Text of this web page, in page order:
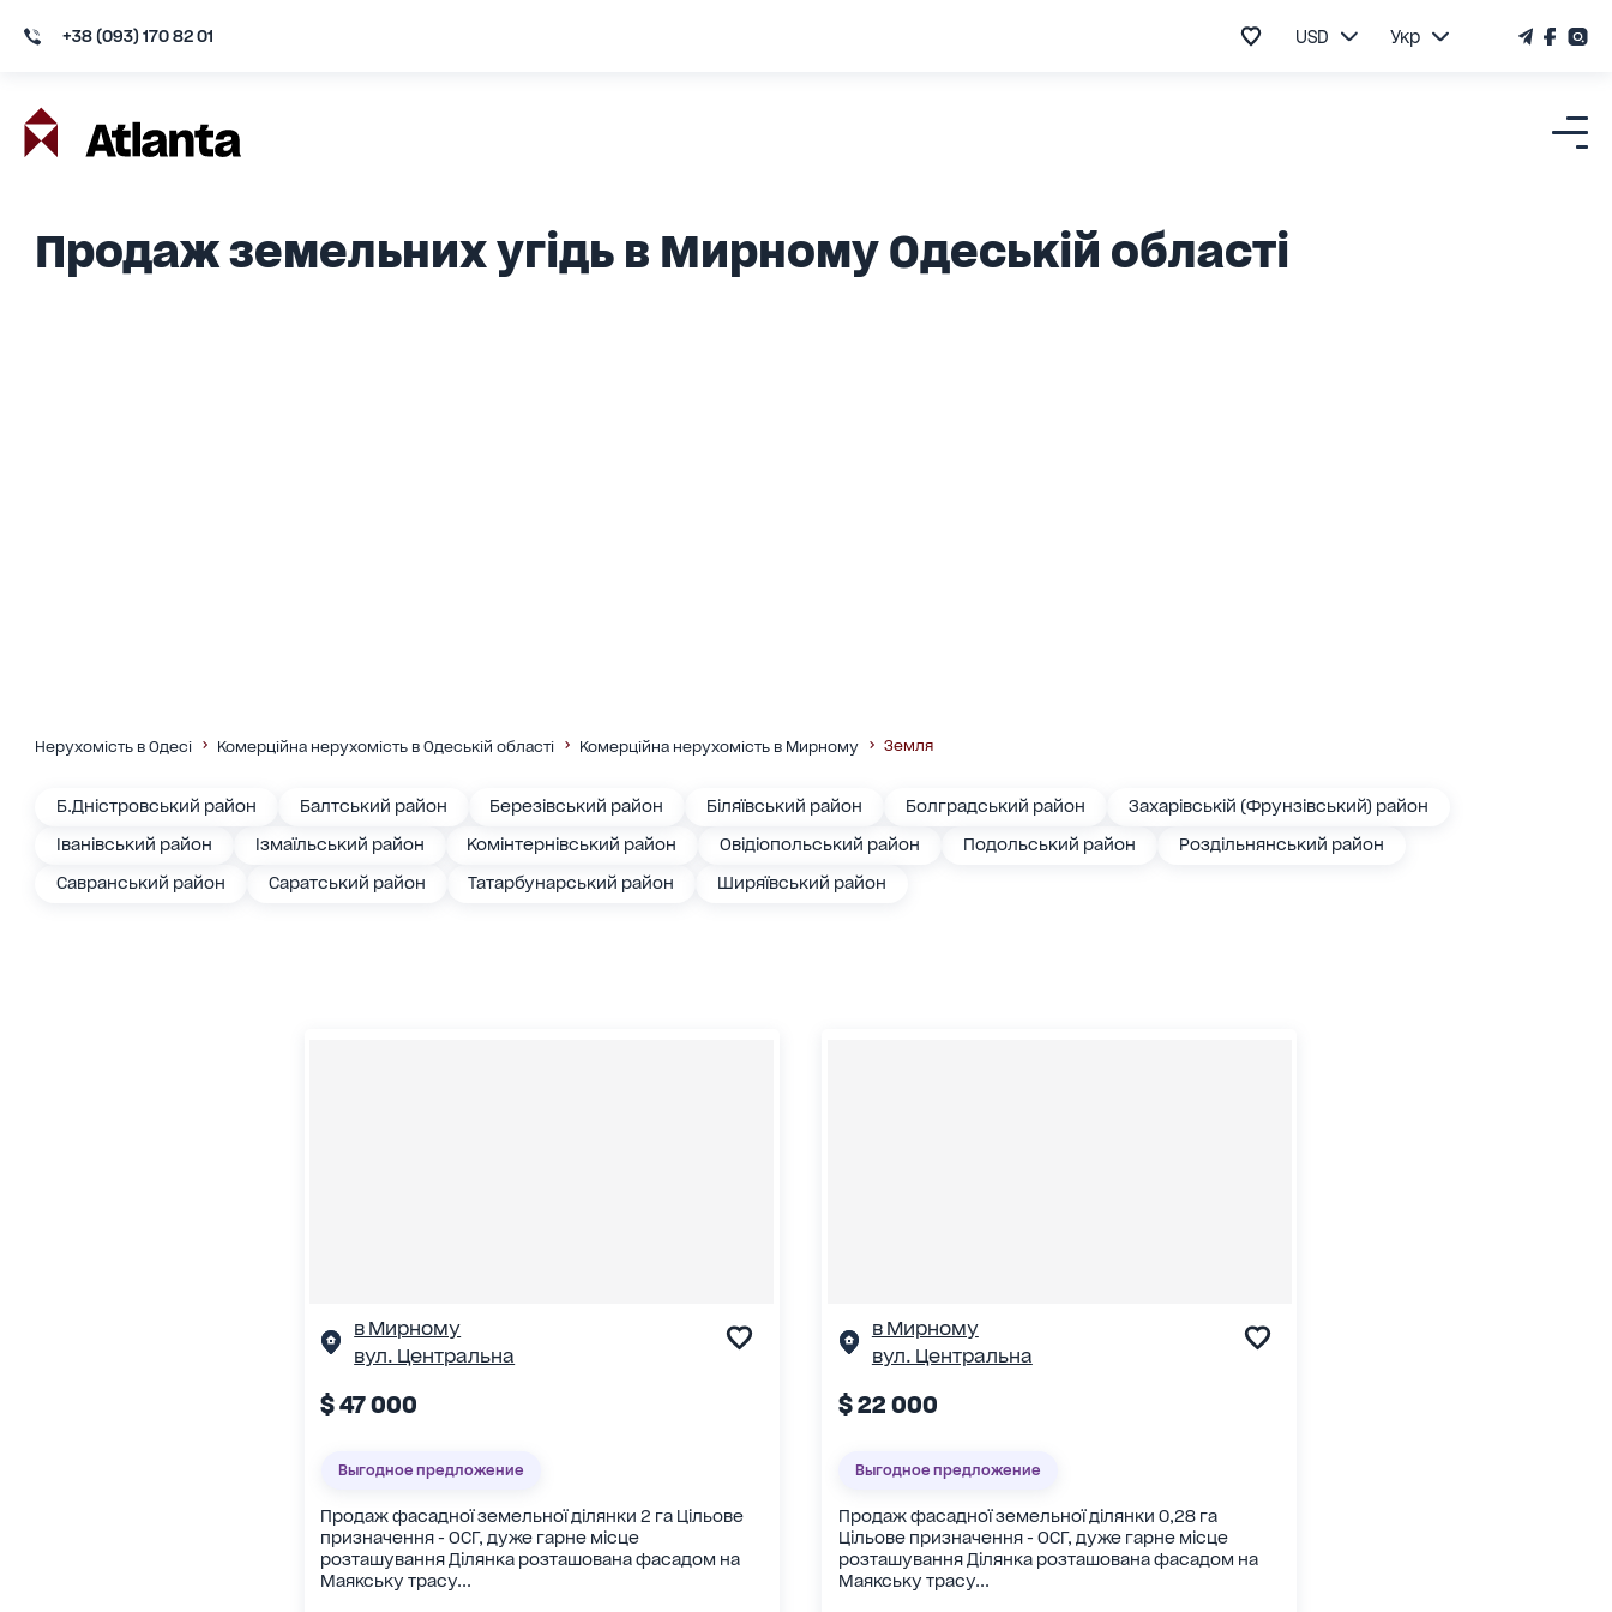
+38 (093) 170 82 01 USD Укр
Продаж земельних угідь в Мирному Одеській області
Нерухомість в Одесі Комерційна нерухомість в Одеській області Комерційна нерухомість в Мирному Земля
Б.Дністровський район Балтський район Березівський район Біляївський район Болградський район
Захарівській (Фрунзівський) район
Іванівський район
Ізмаїльський район Комінтернівський район Овідіопольський район Подольський район
Роздільнянський район
Савранський район
Саратський район Татарбунарський район Ширяївський район
в Мирному
вул. Центральна
$ 47 000
Выгодное предложение
Продаж фасадної земельної ділянки 2 га Цільове
призначення - ОСГ, дуже гарне місце
розташування Ділянка розташована фасадом на
Маякську трасу...
в Мирному
вул. Центральна
$ 22 000
Выгодное предложение
Продаж фасадної земельної ділянки 0,28 га
Цільове призначення - ОСГ, дуже гарне місце
розташування Ділянка розташована фасадом на
Маякську трасу...